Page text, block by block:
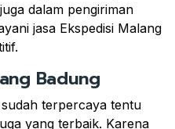
dalam pengiriman
jasa Ekspedisi Malang
Badung
sudah terpercaya tentu
yang terbaik. Karena